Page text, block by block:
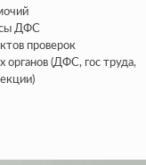
ДФС
проверок
органов (ДФС, гос труда,